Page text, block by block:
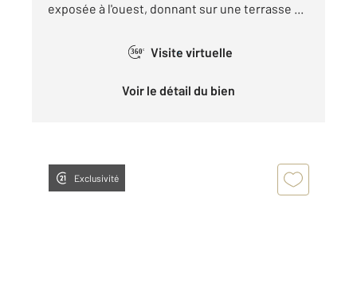
exposée à l'ouest, donnant sur une terrasse ...
360° Visite virtuelle
Voir le détail du bien
Exclusivité